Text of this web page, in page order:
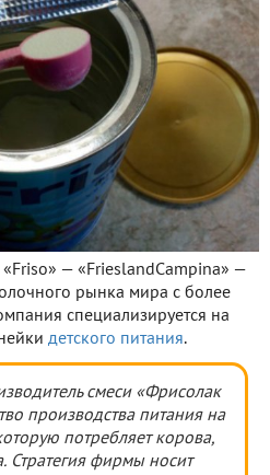
«Friso» — «FrieslandCampina» —
рынка мира с более
специализируется на
детского питания.
смеси «Фрисолак
производства питания на
потребляет корова,
Стратегия фирмы носит